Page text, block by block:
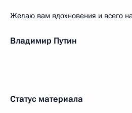
Желаю вам вдохновения и всего
Владимир Путин
Статус материала